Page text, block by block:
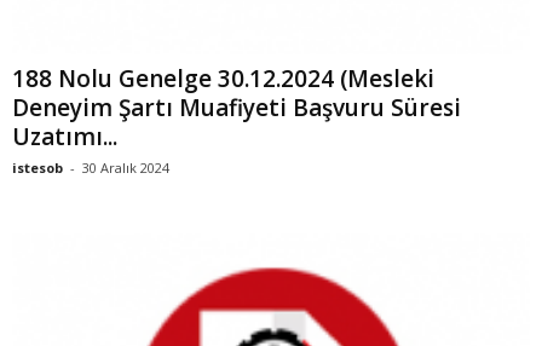
188 Nolu Genelge 30.12.2024 (Mesleki
Deneyim Şartı Muafiyeti Başvuru Süresi
Uzatımı...
istesob - 30 Aralık 2024